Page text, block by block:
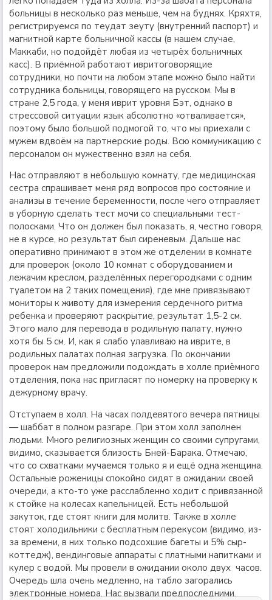
больницы в несколько раз меньше, чем на буднях. Кряхтя,
регистрируемся по теудат зеуту (внутренний паспорт) и
магнитной карте больничной кассы (в нашем случае,
Маккаби, но подойдёт любая из четырёх больничных
касс). В приёмной работают ивритоговорящие
сотрудники, но почти на любом этапе можно было найти
сотрудника больницы, говорящего на русском. Мы в
стране 2,5 года, у меня иврит уровня Бэт, однако в
стрессовой ситуации язык абсолютно «отваливается»,
поэтому было большой подмогой то, что мы приехали с
мужем вдвоём на партнерские роды. Всю коммуникацию с
персоналом он мужественно взял на себя.
Нас отправляют в небольшую комнату, где медицинская
сестра спрашивает меня ряд вопросов про состояние и
анализы в течение беременности, после чего отправляет
в уборную сделать тест мочи со специальными тест-
полосками. Что он должен был показать, я, честно говоря,
не в курсе, но результат был сиреневым. Дальше нас
оперативно принимают в этом же отделении в комнате
для проверок (около 10 комнат с оборудованием и
лежачим креслом, разделённых перегородками с одним
туалетом на 2 таких помещения), где мне привязывают
мониторы к животу для измерения сердечного ритма
ребенка и проверяют раскрытие, результат 1,5-2 см.
Этого мало для перевода в родильную палату, нужно
хотя бы 5 см. И, как я слабо улавливаю на иврите, в
родильных палатах полная загрузка. По окончании
проверок нам предложили подождать в холле приёмного
отделения, пока нас пригласят по номерку на проверку к
дежурному врачу.
Отступаем в холл. На часах полдевятого вечера пятницы
— шаббат в полном разгаре. При этом холл заполнен
людьми. Много религиозных женщин со своими супругами,
видимо, сказывается близость Бней-Барака. Отмечаю,
что со схватками мучаемся только я и ещё одна женщина.
Остальные роженицы спокойно сидят в ожидании своей
очереди, а кто-то уже расслабленно ходит с привязанной
к стойке на колесах капельницей. Есть небольшой
закуток, где стоят книги для молитв. Также в холле
стоят холодильники с бесплатным перекусом (видимо, из-
за времени, в них только подсохшие багеты и 5% сыр-
коттедж), вендинговые аппараты с платными напитками и
кулер с водой. Мы провели в ожидании около двух часов.
Очередь шла очень медленно, на табло загорались
электронные номера. Нас вызвали предпоследними.